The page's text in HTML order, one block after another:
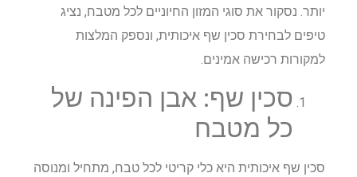
יותר. נסקור את סוגי המזון החיוניים לכל מטבח, נציג
טיפים לבחירת סכין שף איכותית, ונספק המלצות
למקורות רכישה אמינים.
סכין שף: אבן הפינה של
כל מטבח
סכין שף איכותית היא כלי קריטי לכל טבח, מתחיל ומנוסה